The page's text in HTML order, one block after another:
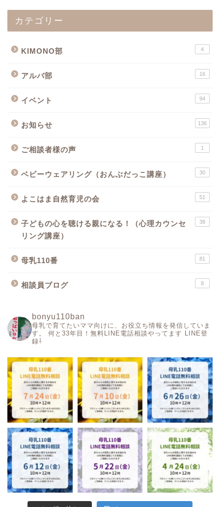
カテゴリー
KIMONO部 4
アルバ部 16
イベント 94
お知らせ 136
ご相談者様の声 1
ベビーウェアリング（おんぶだっこ講座） 30
よこはま自然育児の会 51
子どもの心を聴ける親になる！（心理カウンセ
リング講座）
38
母乳110番 81
相談員ブログ 8
bonyu110ban
母乳で育てたいママ向けに、お役立ち情報を発信していま
す。
何と33年目！無料LINE電話相談やってます LINE登
録⇩